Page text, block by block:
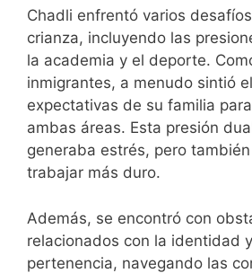
Chadli enfrentó varios
crianza, incluyendo las
la academia y el deporte.
inmigrantes, a menudo sintió
expectativas de su familia
ambas áreas. Esta presión
generaba estrés, pero
trabajar más duro.
Además, se encontró con
relacionados con la identidad
pertenencia, navegando las